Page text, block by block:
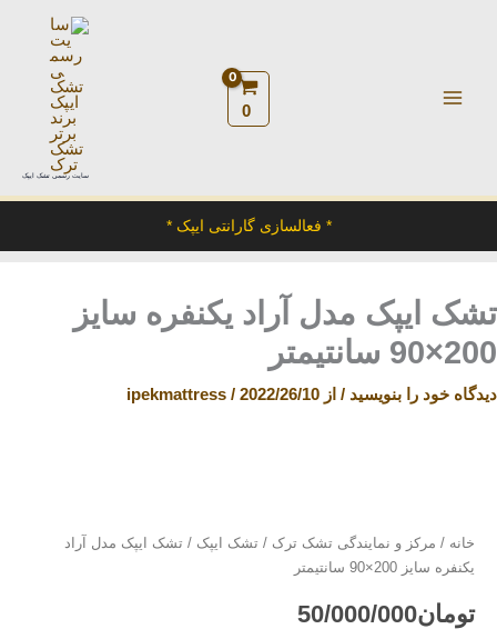
0
سایت رسمی تشک ایپک
* فعالسازی گارانتی ایپک *
تشک ایپک مدل آراد یکنفره سایز
200×90 سانتیمتر
دیدگاه‌ خود را بنویسید / از ipekmattress / 2022/26/10
خانه / مرکز و نمایندگی تشک ترک / تشک ایپک / تشک ایپک مدل آراد
یکنفره سایز 200×90 سانتیمتر
تومان50/000/000
آراد
یکنفره
200×90